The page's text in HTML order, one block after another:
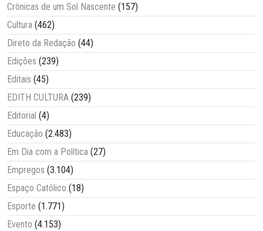
Crônicas de um Sol Nascente (157)
Cultura (462)
Direto da Redação (44)
Edições (239)
Editais (45)
EDITH CULTURA (239)
Editorial (4)
Educação (2.483)
Em Dia com a Política (27)
Empregos (3.104)
Espaço Católico (18)
Esporte (1.771)
Evento (4.153)